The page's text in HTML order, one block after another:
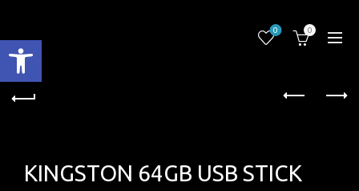
Ανοίξτε τη γραμμή εργαλείων
0 0
KINGSTON 64GB USB STICK